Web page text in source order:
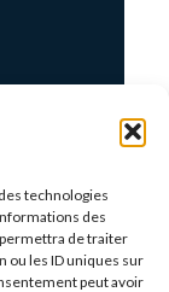
technologies
des
de traiter
ou les ID uniques sur
peut avoir